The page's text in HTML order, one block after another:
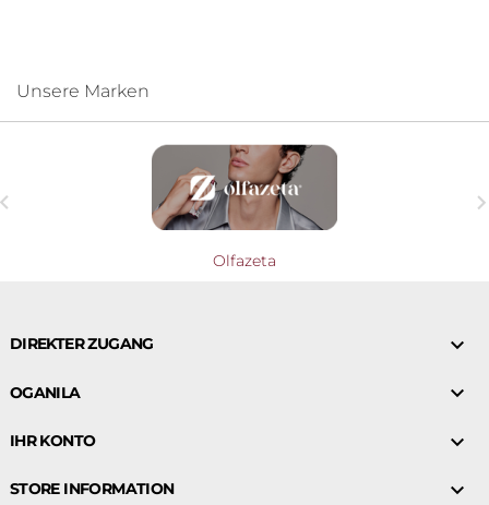
Unsere Marken
Olfazeta
DIREKTER ZUGANG 
OGANILA 
IHR KONTO 
STORE INFORMATION 